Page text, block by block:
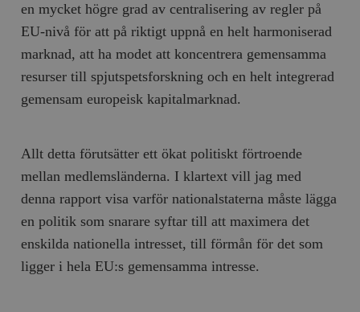
en mycket högre grad av centralisering av regler på
EU-nivå för att på riktigt uppnå en helt harmoniserad
marknad, att ha modet att koncentrera gemensamma
resurser till spjutspetsforskning och en helt integrerad
gemensam europeisk kapitalmarknad.
Allt detta förutsätter ett ökat politiskt förtroende
mellan medlemsländerna. I klartext vill jag med
denna rapport visa varför nationalstaterna måste lägga
en politik som snarare syftar till att maximera det
enskilda nationella intresset, till förmån för det som
ligger i hela EU:s gemensamma intresse.